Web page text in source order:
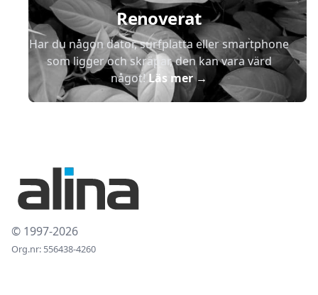
Renoverat
Har du någon dator, surfplatta eller smartphone
som ligger och skräpar, den kan vara värd
något!Läs mer→
© 1997-2026
Org.nr: 556438-4260